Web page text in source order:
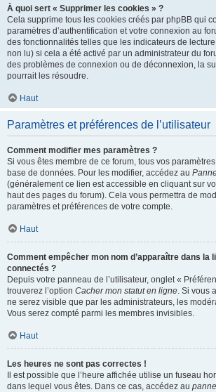
À quoi sert « Supprimer les cookies » ?
Cela supprime tous les cookies créés par phpBB qui
paramètres d’authentification et votre connexion au
des fonctionnalités telles que les indicateurs de
non lu) si cela a été activé par un administrateur du
des problèmes de connexion ou de déconnexion, la
pourrait les résoudre.
Haut
Paramètres et préférences de l’utilisateur
Comment modifier mes paramètres ?
Si vous êtes membre de ce forum, tous vos
base de données. Pour les modifier, accédez au
(généralement ce lien est accessible en cliquant sur
haut des pages du forum). Cela vous permettra de
paramètres et préférences de votre compte.
Haut
Comment empêcher mon nom d’apparaître dans la
connectés ?
Depuis votre panneau de l’utilisateur, onglet «
trouverez l’option Cacher mon statut en ligne. Si vous
ne serez visible que par les administrateurs, les
Vous serez compté parmi les membres invisibles.
Haut
Les heures ne sont pas correctes !
Il est possible que l’heure affichée utilise un fuseau
dans lequel vous êtes. Dans ce cas, accédez au